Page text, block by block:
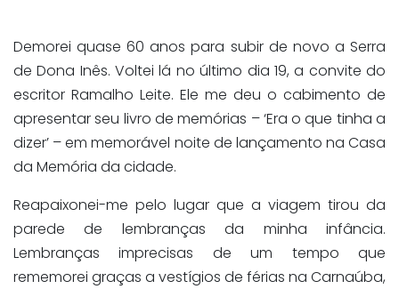
Demorei quase 60 anos para subir de novo a Serra
de Dona Inês. Voltei lá no último dia 19, a convite do
escritor Ramalho Leite. Ele me deu o cabimento de
apresentar seu livro de memórias – ‘Era o que tinha a
dizer’ – em memorável noite de lançamento na Casa
da Memória da cidade.
Reapaixonei-me pelo lugar que a viagem tirou da
parede de lembranças da minha infância.
Lembranças imprecisas de um tempo que
rememorei graças a vestígios de férias na Carnaúba,